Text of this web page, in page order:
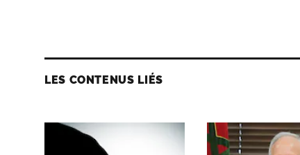
LES CONTENUS LIÉS